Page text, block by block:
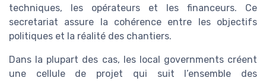
techniques, les opérateurs et les financeurs. Ce
secretariat assure la cohérence entre les objectifs
politiques et la réalité des chantiers.
Dans la plupart des cas, les local governments créent
une cellule de projet qui suit l’ensemble des